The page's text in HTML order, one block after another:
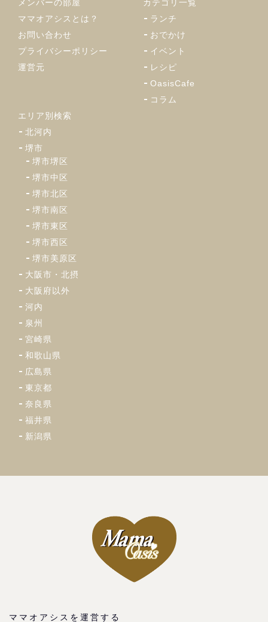
メンバーの部屋
ママオアシスとは？
お問い合わせ
プライバシーポリシー
運営元
カテゴリ一覧
ランチ
おでかけ
イベント
レシピ
OasisCafe
コラム
エリア別検索
北河内
堺市
堺市堺区
堺市中区
堺市北区
堺市南区
堺市東区
堺市西区
堺市美原区
大阪市・北摂
大阪府以外
河内
泉州
宮崎県
和歌山県
広島県
東京都
奈良県
福井県
新潟県
ママオアシスを運営する